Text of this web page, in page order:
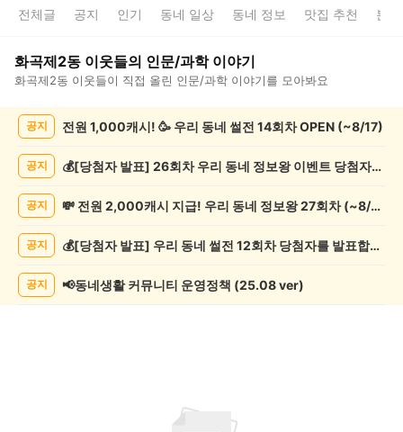
전체글 공지 인기 동네 일상 동네 정보 맛집 추천 분
화곡제2동 이웃들의 인문/과학이야기
화곡제2동 이웃들이 직접 올린 인문/과학 이야기를 모아봐요
문/
글
공지 전원 1,000캐시! 🥳 우리 동네 썰전 14회차 OPEN (~8/17)
공지 💰[당첨자 발표] 26회차 우리 동네 정보왕 이벤트 당첨자를 발표합니다!
공지 💸 전원 2,000캐시 지급! 우리 동네 정보왕 27회차 (~8/10)
공지 💰[당첨자 발표] 우리 동네 썰전 12회차 당첨자를 발표합니다!
공지 📢동네생활 커뮤니티 운영정책 (25.08 ver)